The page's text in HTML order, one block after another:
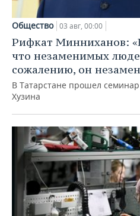
Общество 03 авг, 00:00
Рифкат Минниханов:
что незаменимых
сожалению, он
В Татарстане прошел
Хузина